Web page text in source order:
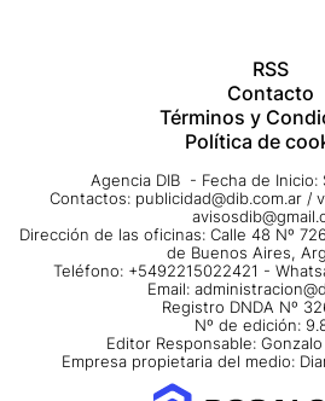
RSS
Contacto
Términos y
Política de
Agencia DIB - Fecha de Inicio:
Contactos: publicidad@dib.com.ar /
Dirección de las oficinas: Calle 48 Nº
de Buenos Aires,
Teléfono: +5492215022421 -
Email:
Registro DNDA Nº
Nº de edición:
Editor Responsable:
Empresa propietaria del medio: